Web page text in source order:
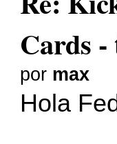
Cards -
por max
Hola